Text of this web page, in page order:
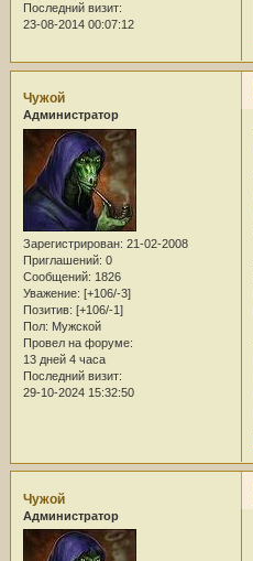
Последний визит:
23-08-2014 00:07:12
Чужой
Администратор
Зарегистрирован: 21-02-2008
Приглашений: 0
Сообщений: 1826
Уважение: [+106/-3]
Позитив: [+106/-1]
Пол: Мужской
Провел на форуме:
13 дней 4 часа
Последний визит:
29-10-2024 15:32:50
Чужой
Администратор